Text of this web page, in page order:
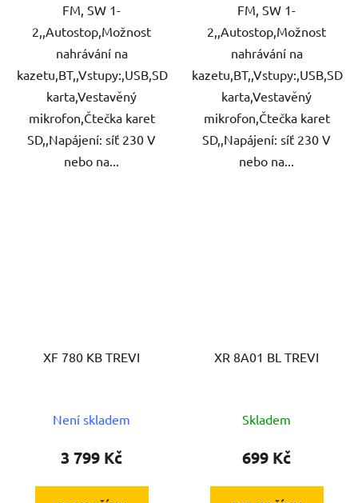
FM, SW 1-
2,,Autostop,Možnost
nahrávání na
kazetu,BT,,Vstupy:,USB,SD
karta,Vestavěný
mikrofon,Čtečka karet
SD,,Napájení: síť 230 V
nebo na...
FM, SW 1-
2,,Autostop,Možnost
nahrávání na
kazetu,BT,,Vstupy:,USB,SD
karta,Vestavěný
mikrofon,Čtečka karet
SD,,Napájení: síť 230 V
nebo na...
XF 780 KB TREVI
Není skladem
3 799 Kč
XR 8A01 BL TREVI
Skladem
699 Kč